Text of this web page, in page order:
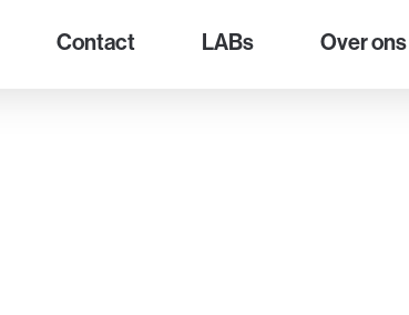
Contact LABs Over ons